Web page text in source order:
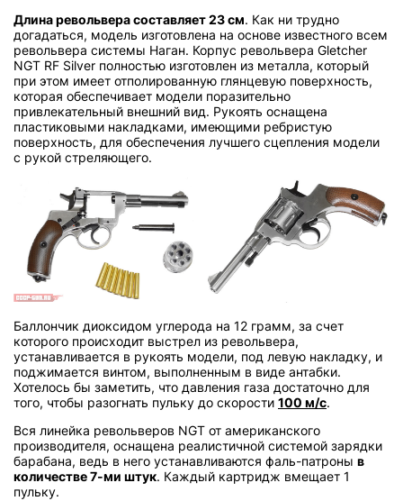
Длина револьвера составляет 23 см. Как ни трудно
догадаться, модель изготовлена на основе известного всем
револьвера системы Наган. Корпус револьвера Gletcher
NGT RF Silver полностью изготовлен из металла, который
при этом имеет отполированную глянцевую поверхность,
которая обеспечивает модели поразительно
привлекательный внешний вид. Рукоять оснащена
пластиковыми накладками, имеющими ребристую
поверхность, для обеспечения лучшего сцепления модели
с рукой стреляющего.
Баллончик диоксидом углерода на 12 грамм, за счет
которого происходит выстрел из револьвера,
устанавливается в рукоять модели, под левую накладку, и
поджимается винтом, выполненным в виде антабки.
Хотелось бы заметить, что давления газа достаточно для
того, чтобы разогнать пульку до скорости 100 м/с.
Вся линейка револьверов NGT от американского
производителя, оснащена реалистичной системой зарядки
барабана, ведь в него устанавливаются фаль-патроны в
количестве 7-ми штук. Каждый картридж вмещает 1
пульку.